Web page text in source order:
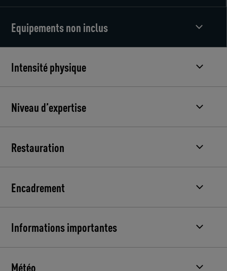
Equipements non inclus
Intensité physique
Niveau d’expertise
Restauration
Encadrement
Informations importantes
Météo